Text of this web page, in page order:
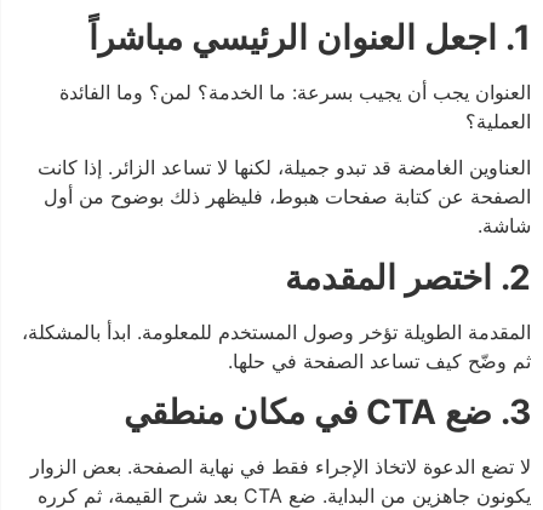
1. اجعل العنوان الرئيسي مباشراً
العنوان يجب أن يجيب بسرعة: ما الخدمة؟ لمن؟ وما الفائدة
العملية؟
العناوين الغامضة قد تبدو جميلة، لكنها لا تساعد الزائر. إذا كانت
الصفحة عن كتابة صفحات هبوط، فليظهر ذلك بوضوح من أول
شاشة.
2. اختصر المقدمة
المقدمة الطويلة تؤخر وصول المستخدم للمعلومة. ابدأ بالمشكلة،
ثم وضّح كيف تساعد الصفحة في حلها.
3. ضع CTA في مكان منطقي
لا تضع الدعوة لاتخاذ الإجراء فقط في نهاية الصفحة. بعض الزوار
يكونون جاهزين من البداية. ضع CTA بعد شرح القيمة، ثم كرره